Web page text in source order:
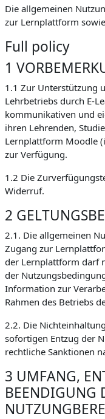
Die allgemeinen
zur Lernplattform
Full policy
1
1.1 Zur Unterstützung
Lehrbetriebs durch E-
kommunikativen und
ihren Lehrenden,
Lernplattform Moodle
zur Verfügung.
1.2 Die
Widerruf.
2
2.1. Die allgemeinen
Zugang zur
der Lernplattform darf
der
Information zur
Rahmen des Betriebs
2.2. Die
sofortigen Entzug der
rechtliche Sanktionen
3 UMFANG,
BEENDIGUNG